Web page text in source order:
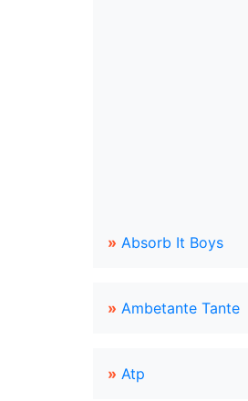
» Absorb It Boys
» Ambetante Tante
» Atp